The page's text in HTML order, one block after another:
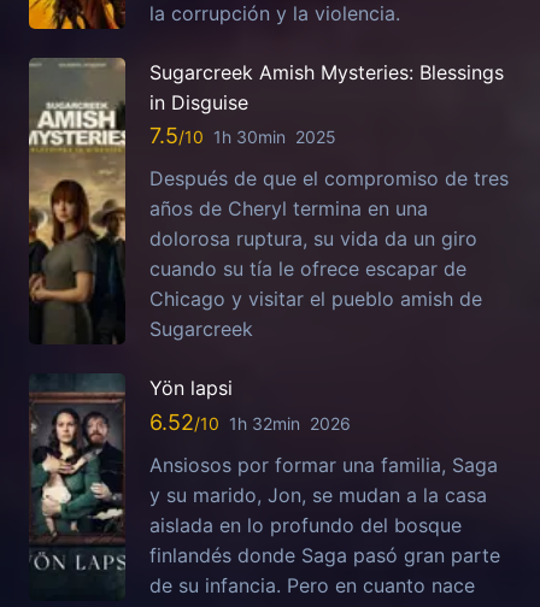
la corrupción y la violencia.
Sugarcreek Amish Mysteries: Blessings
in Disguise
7.5 1h 30min 2025
Después de que el compromiso de tres
años de Cheryl termina en una
dolorosa ruptura, su vida da un giro
cuando su tía le ofrece escapar de
Chicago y visitar el pueblo amish de
Sugarcreek
Yön lapsi
6.52 1h 32min 2026
Ansiosos por formar una familia, Saga
y su marido, Jon, se mudan a la casa
aislada en lo profundo del bosque
finlandés donde Saga pasó gran parte
de su infancia. Pero en cuanto nace